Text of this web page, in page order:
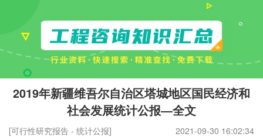
2019年新疆维吾尔自治区塔城地区国民经济和
社会发展统计公报—全文
[可行性研究报告 - 统计公报] 2021-09-30 16:02:34